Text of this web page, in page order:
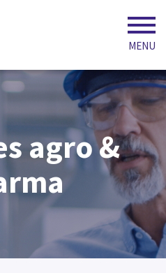
MENU
agro &